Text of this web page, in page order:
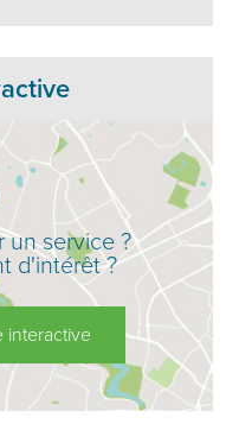
un service ?
d'intérêt ?
interactive